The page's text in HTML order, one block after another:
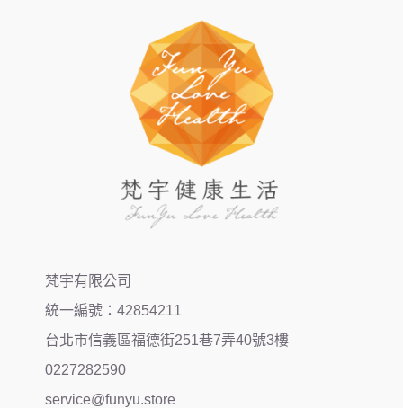
梵宇有限公司
統一編號：42854211
台北市信義區福德街251巷7弄40號3樓
0227282590
service@funyu.store